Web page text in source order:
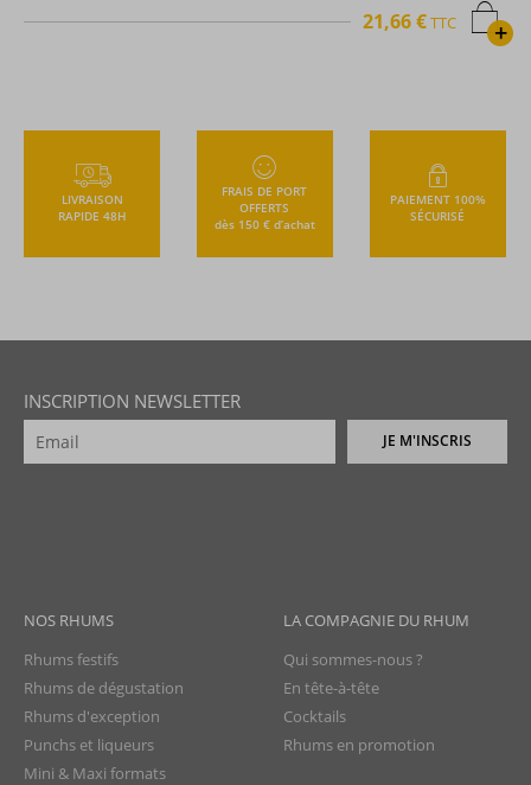
+
21,66 €TTC
LIVRAISON
RAPIDE 48H
FRAIS DE PORT
OFFERTS
dès 150 € d’achat
PAIEMENT 100%
SÉCURISÉ
INSCRIPTION NEWSLETTER
JE M'INSCRIS
NOS RHUMS
Rhums festifs
Rhums de dégustation
Rhums d'exception
Punchs et liqueurs
Mini & Maxi formats
LA COMPAGNIE DU RHUM
Qui sommes-nous ?
En tête-à-tête
Cocktails
Rhums en promotion